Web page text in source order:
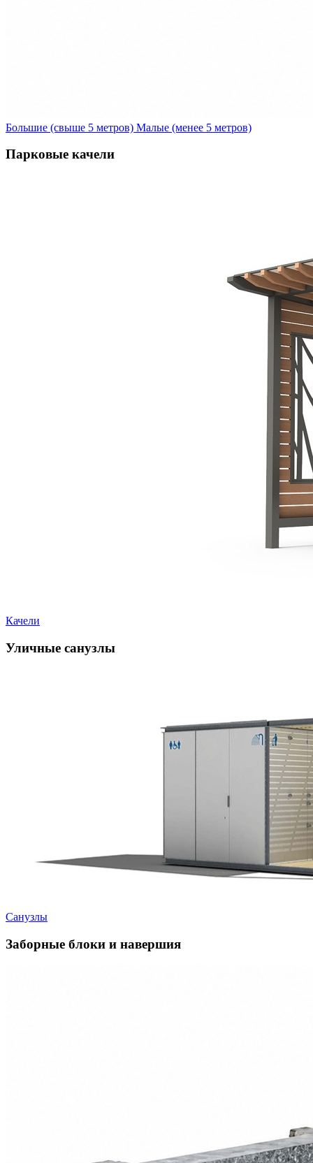
Большие (свыше 5 метров) Малые (менее 5 метров)
Парковые качели
Качели
Уличные санузлы
Санузлы
Заборные блоки и навершия